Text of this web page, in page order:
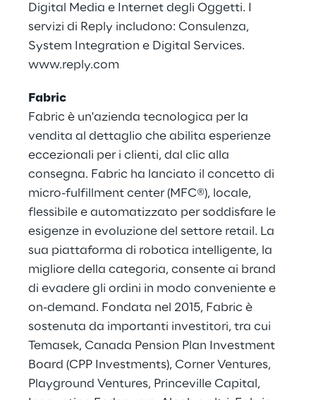
Digital Media e Internet degli Oggetti. I
servizi di Reply includono: Consulenza,
System Integration e Digital Services.
www.reply.com
Fabric
Fabric è un'azienda tecnologica per la
vendita al dettaglio che abilita esperienze
eccezionali per i clienti, dal clic alla
consegna. Fabric ha lanciato il concetto di
micro-fulfillment center (MFC®), locale,
flessibile e automatizzato per soddisfare le
esigenze in evoluzione del settore retail. La
sua piattaforma di robotica intelligente, la
migliore della categoria, consente ai brand
di evadere gli ordini in modo conveniente e
on-demand. Fondata nel 2015, Fabric è
sostenuta da importanti investitori, tra cui
Temasek, Canada Pension Plan Investment
Board (CPP Investments), Corner Ventures,
Playground Ventures, Princeville Capital,